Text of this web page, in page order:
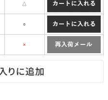
△
○
×